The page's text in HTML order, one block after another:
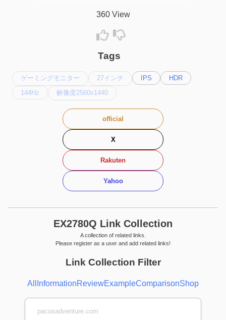
360 View
Tags
ゲーミングモニター 27インチ IPS
HDR
144Hz
解像度2560x1440
official
X
Rakuten
Yahoo
EX2780Q Link Collection
A collection of related links.
Please register as a user and add related links!
Link Collection Filter
All InformationReviewExampleComparisonShop
pacosadventure.com